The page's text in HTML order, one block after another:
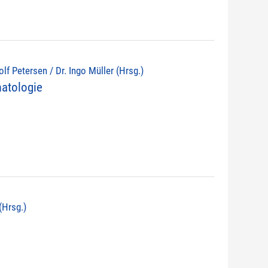
Petersen / Dr. Ingo Müller (Hrsg.)